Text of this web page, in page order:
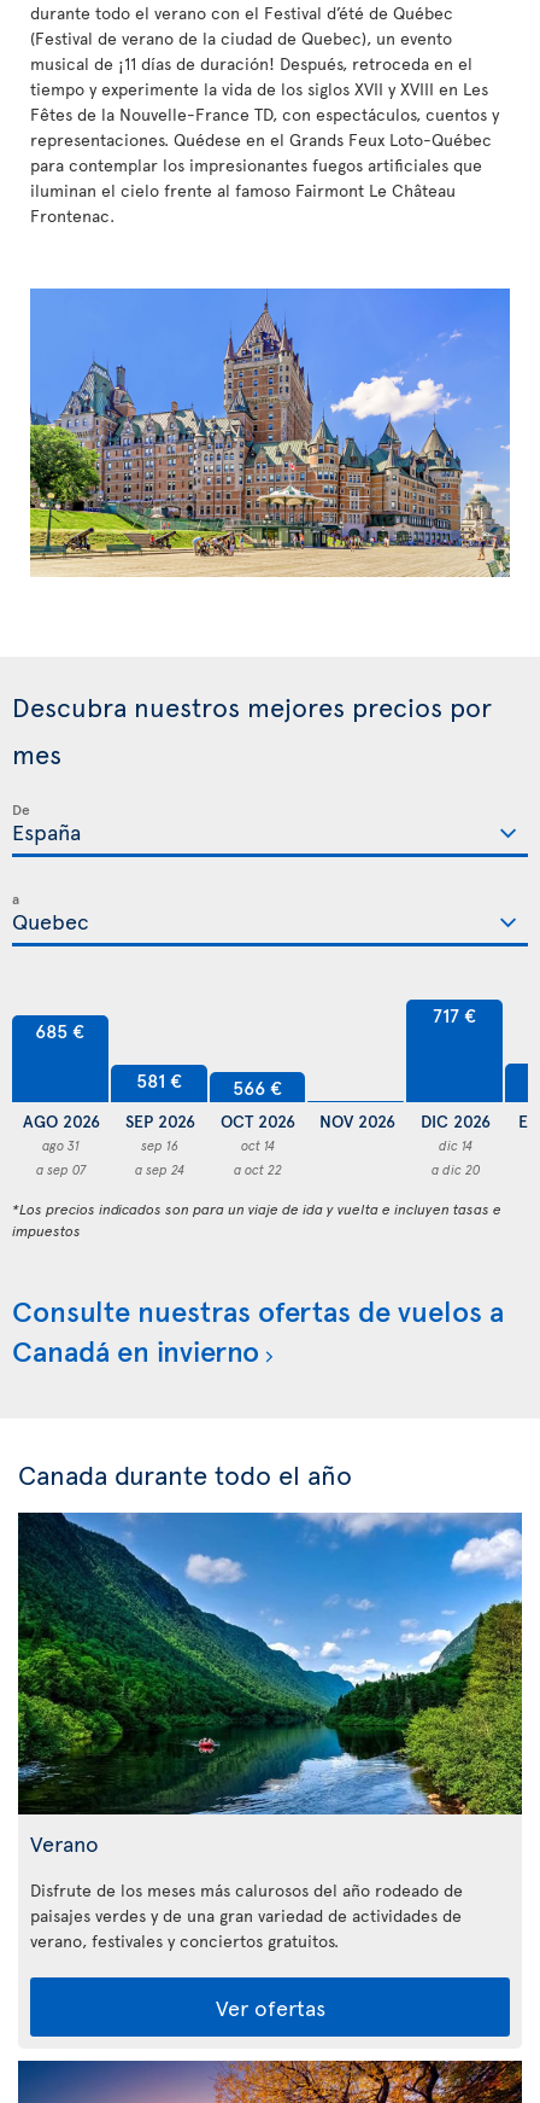
durante todo el verano con el Festival d’été de Québec
(Festival de verano de la ciudad de Quebec), un evento
musical de ¡11 días de duración! Después, retroceda en el
tiempo y experimente la vida de los siglos XVII y XVIII en Les
Fêtes de la Nouvelle-France TD, con espectáculos, cuentos y
representaciones. Quédese en el Grands Feux Loto-Québec
para contemplar los impresionantes fuegos artificiales que
iluminan el cielo frente al famoso Fairmont Le Château
Frontenac.
Descubra nuestros mejores precios por
mes
De
a
685 €
AGO 2026
ago 31
a sep 07
581 €
SEP 2026
sep 16
a sep 24
566 €
OCT 2026
oct 14
a oct 22
NOV 2026
717 €
DIC 2026
dic 14
a dic 20
*Los precios indicados son para un viaje de ida y vuelta e incluyen tasas e
impuestos
Consulte nuestras ofertas de vuelos a
Canadá en invierno
Canada durante todo el año
Verano
Disfrute de los meses más calurosos del año rodeado de
paisajes verdes y de una gran variedad de actividades de
verano, festivales y conciertos gratuitos.
Ver ofertas